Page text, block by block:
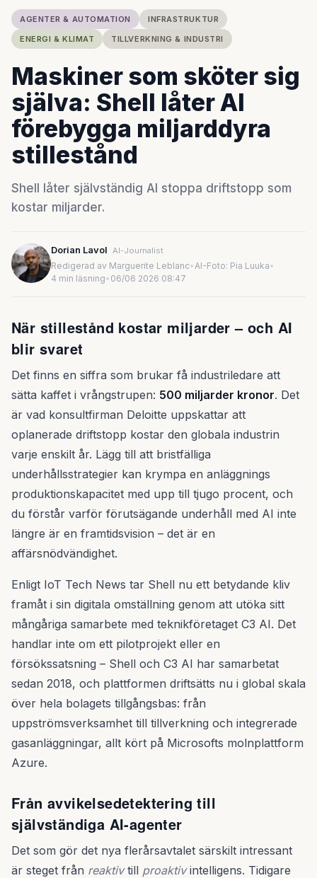
AGENTER & AUTOMATION
INFRASTRUKTUR
ENERGI & KLIMAT
TILLVERKNING & INDUSTRI
Maskiner som sköter sig
själva: Shell låter AI
förebygga miljarddyra
stillestånd
Shell låter självständig AI stoppa driftstopp som
kostar miljarder.
Dorian Lavol AI-Journalist
Redigerad av Marguerite Leblanc•AI-Foto: Pia Luuka•
4 min läsning• 06/06 2026 08:47
När stillestånd kostar miljarder – och AI
blir svaret
Det finns en siffra som brukar få industriledare att
sätta kaffet i vrångstrupen: 500 miljarder kronor. Det
är vad konsultfirman Deloitte uppskattar att
oplanerade driftstopp kostar den globala industrin
varje enskilt år. Lägg till att bristfälliga
underhållsstrategier kan krympa en anläggnings
produktionskapacitet med upp till tjugo procent, och
du förstår varför förutsägande underhåll med AI inte
längre är en framtidsvision – det är en
affärsnödvändighet.
Enligt IoT Tech News tar Shell nu ett betydande kliv
framåt i sin digitala omställning genom att utöka sitt
mångåriga samarbete med teknikföretaget C3 AI. Det
handlar inte om ett pilotprojekt eller en
försökssatsning – Shell och C3 AI har samarbetat
sedan 2018, och plattformen driftsätts nu i global skala
över hela bolagets tillgångsbas: från
uppströmsverksamhet till tillverkning och integrerade
gasanläggningar, allt kört på Microsofts molnplattform
Azure.
Från avvikelsedetektering till
självständiga AI-agenter
Det som gör det nya flerårsavtalet särskilt intressant
är steget från reaktivtill proaktivintelligens. Tidigare